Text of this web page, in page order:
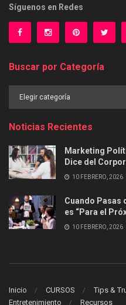
Síguenos en Redes
Buscar por Categoría
Noticias Recientes
Marketing
Dice del
10 FEBRERO, 2026
Cuando Pasas
es “Para el
10 FEBRERO, 2026
Inicio CURSOS Tips &
Entretenimiento
Recursos